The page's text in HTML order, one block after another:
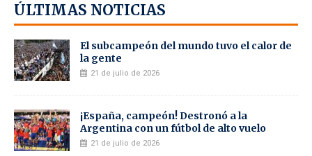
ÚLTIMAS NOTICIAS
El subcampeón del mundo tuvo el calor de
la gente
21 de julio de 2026
¡España, campeón! Destronó a la
Argentina con un fútbol de alto vuelo
21 de julio de 2026